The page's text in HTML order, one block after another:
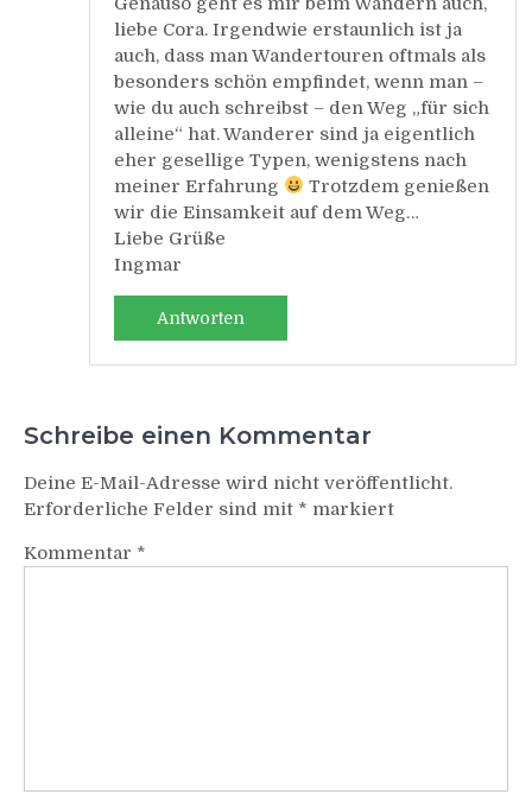
liebe Cora. Irgendwie erstaunlich ist ja
auch, dass man Wandertouren oftmals als
besonders schön empfindet, wenn man –
wie du auch schreibst – den Weg „für sich
alleine“ hat. Wanderer sind ja eigentlich
eher gesellige Typen, wenigstens nach
meiner Erfahrung
Trotzdem genießen
wir die Einsamkeit auf dem Weg…
Liebe Grüße
Ingmar
Antworten
Schreibe einen Kommentar
Deine E-Mail-Adresse wird nicht veröffentlicht.
Erforderliche Felder sind mit * markiert
Kommentar *